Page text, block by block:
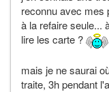
reconnu avec mes
à la refaire seule...
lire les carte ?
mais je ne saurai
traite, 3h pendant